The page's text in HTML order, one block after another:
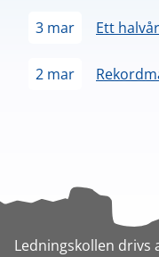
3 mar
Ett
2 mar
Ledningskollen drivs